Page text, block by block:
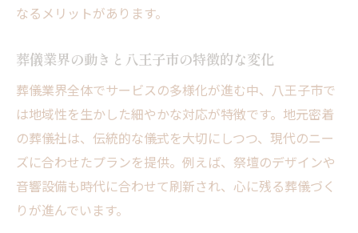
家族葬の基本的な流れと葬儀との違い
家族葬に適した人数や規模の考え方
八王子市で家族葬を行う際の注意点
家族葬にかかる葬儀費用の目安と工夫
失敗しない家族葬の準備と進め方のポイン
ト
葬儀費用の内訳と節約ポイントを紹介
なるメリットがあります。
葬儀業界の動きと八王子市の特徴的な変化
葬儀業界全体でサービスの多様化が進む中、八王子市で
は地域性を生かした細やかな対応が特徴です。地元密着
の葬儀社は、伝統的な儀式を大切にしつつ、現代のニー
ズに合わせたプランを提供。例えば、祭壇のデザインや
音響設備も時代に合わせて刷新され、心に残る葬儀づく
りが進んでいます。